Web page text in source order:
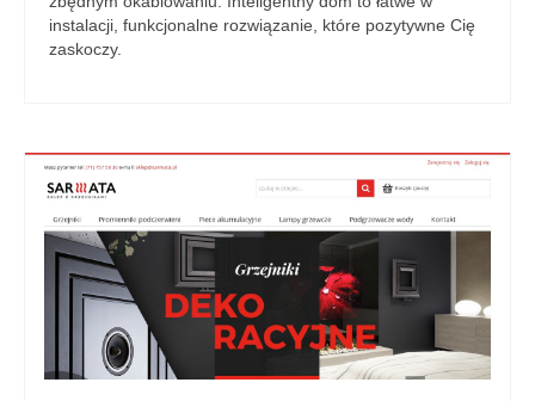
instalacji, funkcjonalne rozwiązanie, które pozytywne Cię
zaskoczy.